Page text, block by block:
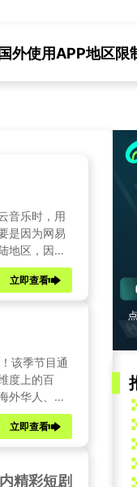
外使用APP地区限
音乐时，用
是因为网易
地区，因此
。幸运的
限制。本文
易云音乐的
立即查看
该季节目通
度上的百
外华人、留
如何突破地
您顺利解锁
立即查看
精彩短剧